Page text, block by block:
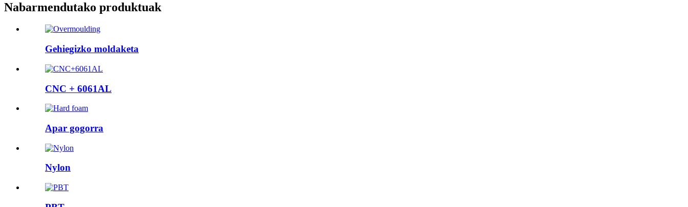
Nabarmendutako produktuak
Gehiegizko moldaketa
CNC + 6061AL
Apar gogorra
Nylon